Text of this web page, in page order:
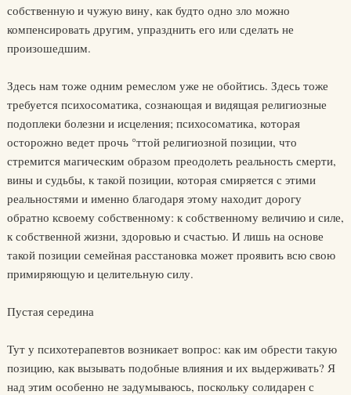
собственную и чужую вину, как будто одно зло можно
компенсиро­вать другим, упразднить его или сделать не
произошедшим.
Здесь нам тоже одним ремеслом уже не обойтись. Здесь тоже
требу­ется психосоматика, сознающая и видящая религиозные
подоплеки болезни и исцеления; психосоматика, которая
осторожно ведет прочь °ттой религиозной позиции, что
стремится магическим образом преодолеть реальность смерти,
вины и судьбы, к такой позиции, которая смиряется с этими
реальностями и именно благодаря этому находит дорогу
обратно ксвоему собственному: к собственному величию и силе,
к собственной жизни, здоровью и счастью. И лишь на основе
такой позиции семейная расстановка может проявить всю свою
примиряю­щую и целительную силу.
Пустая середина
Тут у психотерапевтов возникает вопрос: как им обрести такую
по­зицию, как вызывать подобные влияния и их выдерживать? Я
над этим особенно не задумываюсь, поскольку солидарен с